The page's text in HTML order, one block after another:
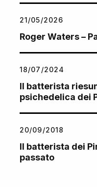
21/05/2026
Roger Waters –
18/07/2024
Il batterista
psichedelica dei
20/09/2018
Il batterista dei
passato